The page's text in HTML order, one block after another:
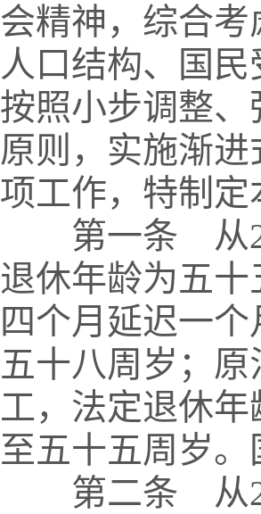
会精神，综合
人口结构、国
按照小步调整
原则，实施渐
项工作，特制定
第一条 从
退休年龄为五
四个月延迟一
五十八周岁；
工，法定退休
至五十五周岁
第二条 从